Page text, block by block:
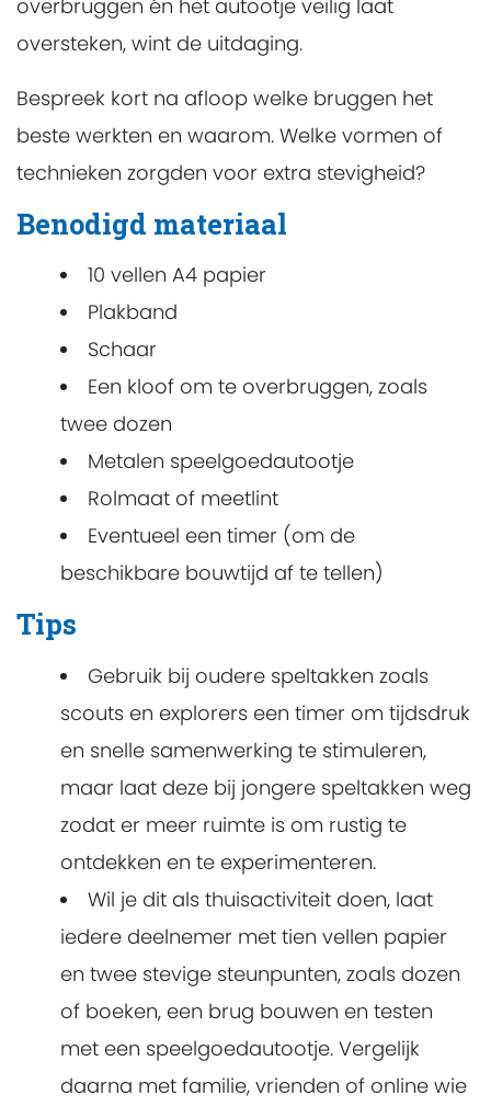
overbruggen én het autootje veilig laat
oversteken, wint de uitdaging.
Bespreek kort na afloop welke bruggen het
beste werkten en waarom. Welke vormen of
technieken zorgden voor extra stevigheid?
Benodigd materiaal
10 vellen A4 papier
Plakband
Schaar
Een kloof om te overbruggen, zoals
twee dozen
Metalen speelgoedautootje
Rolmaat of meetlint
Eventueel een timer (om de
beschikbare bouwtijd af te tellen)
Tips
Gebruik bij oudere speltakken zoals
scouts en explorers een timer om tijdsdruk
en snelle samenwerking te stimuleren,
maar laat deze bij jongere speltakken weg
zodat er meer ruimte is om rustig te
ontdekken en te experimenteren.
Wil je dit als thuisactiviteit doen, laat
iedere deelnemer met tien vellen papier
en twee stevige steunpunten, zoals dozen
of boeken, een brug bouwen en testen
met een speelgoedautootje. Vergelijk
daarna met familie, vrienden of online wie